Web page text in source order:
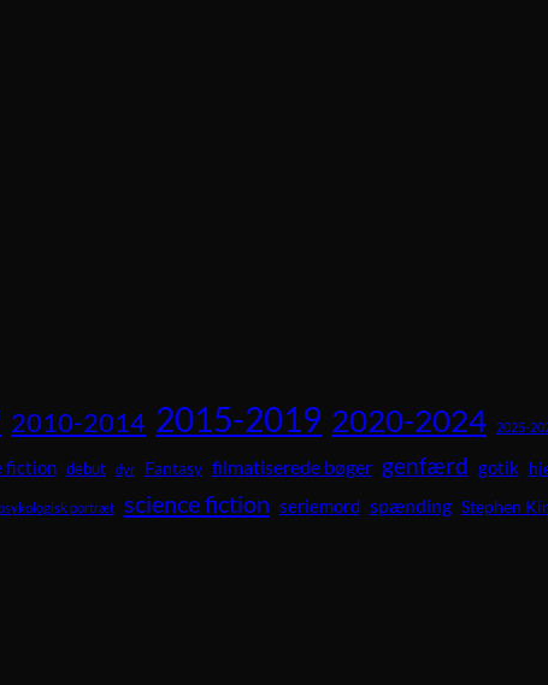
2010-2014 2015-2019 2020-2024 2025-
fiction debut dyr Fantasy filmatiserede bøger genfærd gotik
portræt science fiction seriemord spænding Stephen